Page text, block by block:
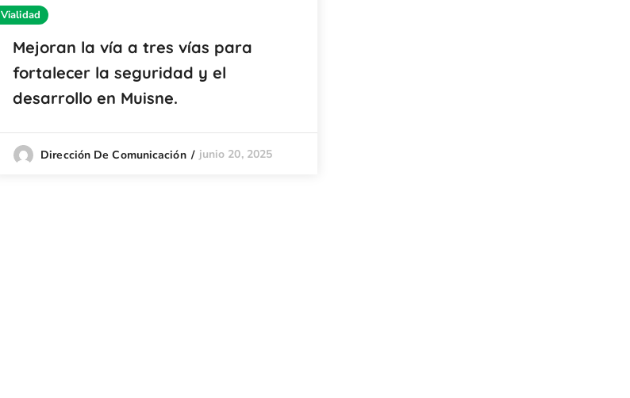
Vialidad
Mejoran la vía a tres vías para
fortalecer la seguridad y el
desarrollo en Muisne.
Dirección De Comunicación junio 20, 2025